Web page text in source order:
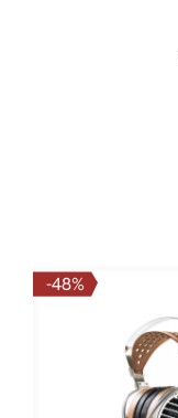
48%